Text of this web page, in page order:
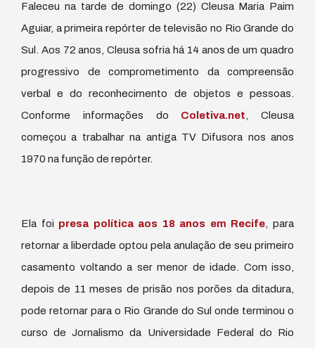
Faleceu na tarde de domingo (22) Cleusa Maria Paim
Aguiar, a primeira repórter de televisão no Rio Grande do
Sul. Aos 72 anos, Cleusa sofria há 14 anos de um quadro
progressivo de comprometimento da compreensão
verbal e do reconhecimento de objetos e pessoas.
Conforme informações do Coletiva.net, Cleusa
começou a trabalhar na antiga TV Difusora nos anos
1970 na função de repórter.
Ela foi presa política aos 18 anos em Recife, para
retornar a liberdade optou pela anulação de seu primeiro
casamento voltando a ser menor de idade. Com isso,
depois de 11 meses de prisão nos porões da ditadura,
pode retornar para o Rio Grande do Sul onde terminou o
curso de Jornalismo da Universidade Federal do Rio